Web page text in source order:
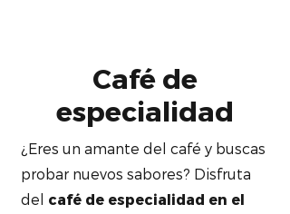
Café de
especialidad
¿Eres un amante del café y buscas
probar nuevos sabores? Disfruta
del café de especialidad en el